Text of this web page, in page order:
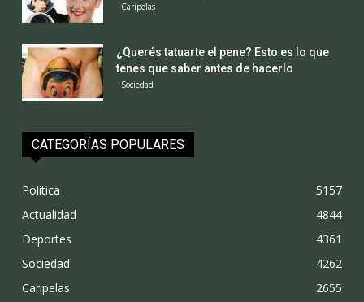
Caripelas
¿Querés tatuarte el pene? Esto es lo que
tenes que saber antes de hacerlo
Sociedad
CATEGORÍAS POPULARES
Politica
5157
Actualidad
4844
Deportes
4361
Sociedad
4262
Caripelas
2655